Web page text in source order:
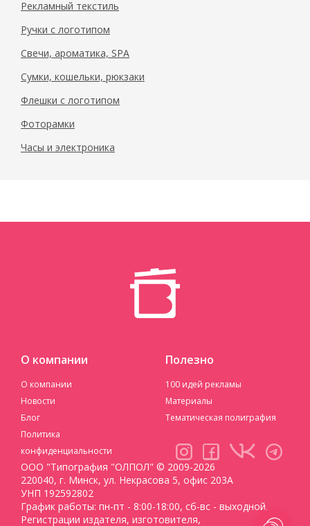
Рекламный текстиль
Ручки с логотипом
Свечи, ароматика, SPA
Сумки, кошельки, рюкзаки
Флешки с логотипом
Фоторамки
Часы и электроника
О компании
О компании
Новости
Блог
Политика
конфиденциальности
Полезно
100 идей рекламы
Материалы
Тематическая полиграфия
ООО "Типография "ОЛПОЛ" © 2009-2026
220040, г. Минск, ул. Некрасова 5, офис 203А
УНП 192592802
График работы: пн-пт - 8:00-18:00, сб-вс - выходной.
Регистрации издателя, изготовителя,